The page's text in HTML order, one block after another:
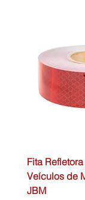
Fita
Veículos de
JBM